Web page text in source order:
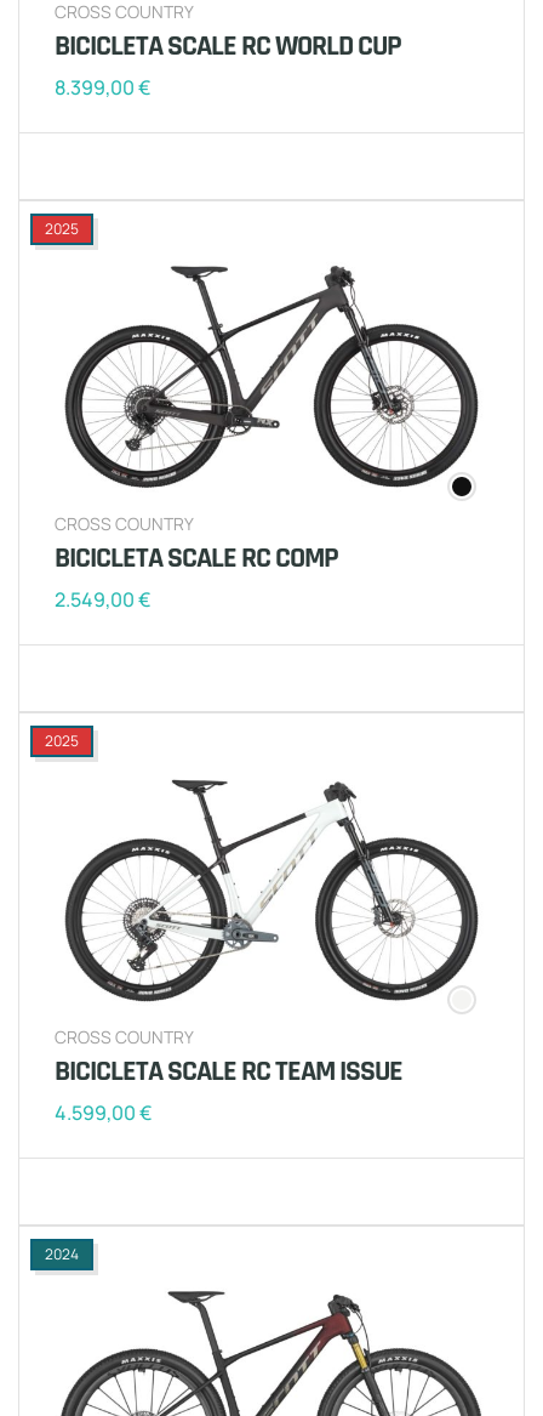
CROSS COUNTRY
BICICLETA SCALE RC WORLD CUP
8.399,00€
2025
CROSS COUNTRY
BICICLETA SCALE RC COMP
2.549,00€
2025
CROSS COUNTRY
BICICLETA SCALE RC TEAM ISSUE
4.599,00€
2024